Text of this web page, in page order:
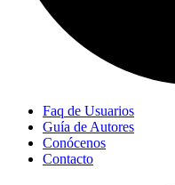
Faq de Usuarios
Guía de Autores
Conócenos
Contacto